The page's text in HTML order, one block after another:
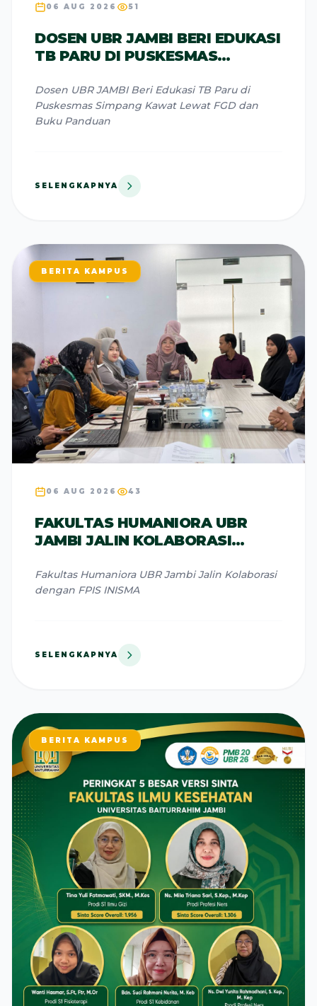
06 AUG 2026 51
DOSEN UBR JAMBI BERI EDUKASI
TB PARU DI PUSKESMAS
DAN BUKU PANDUAN
Dosen UBR JAMBI Beri Edukasi TB Paru di
Puskesmas Simpang Kawat Lewat FGD dan
Buku Panduan
SELENGKAPNYA
BERITA KAMPUS
06 AUG 2026 43
FAKULTAS HUMANIORA UBR
JAMBI JALIN KOLABORASI
Fakultas Humaniora UBR Jambi Jalin Kolaborasi
dengan FPIS INISMA
SELENGKAPNYA
BERITA KAMPUS